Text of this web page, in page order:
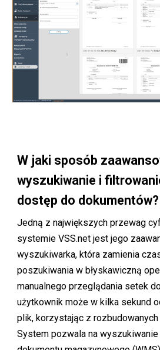
W jaki sposób
wyszukiwanie i
dostęp do dokumentów?
Jedną z największych przewag
systemie VSS.net jest jego
wyszukiwarka, która zamienia
poszukiwania w błyskawiczną
manualnego przeglądania setek
użytkownik może w kilka sekund
plik, korzystając z
System pozwala na